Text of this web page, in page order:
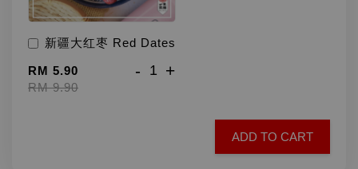
新疆大红枣 Red Dates
RM 5.90
RM 9.90
- +
ADD TO CART